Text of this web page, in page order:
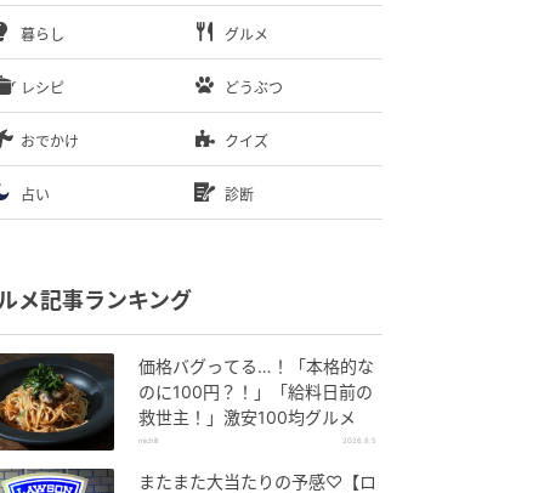
暮らし グルメ
レシピ どうぶつ
おでかけ クイズ
占い 診断
メ記事ランキング
価格バグってる…！「本格的な
のに100円？！」「給料日前の
救世主！」激安100均グルメ
michill 2026.8.5
またまた大当たりの予感♡【ロ